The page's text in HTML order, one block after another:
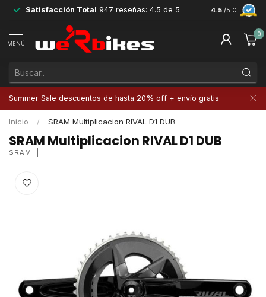
Satisfacción Total 947 reseñas: 4.5 de 5 4.5 /5.0
MENÚ
0
Summer Sale descuentos de hasta 20% off + envío gratis
Inicio / SRAM Multiplicacion RIVAL D1 DUB
SRAM Multiplicacion RIVAL D1 DUB
SRAM